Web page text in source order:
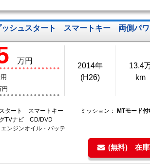
シュスタート スマートキー 両側パ
万円
円
2014年
(H26)
13.4
km
タート スマートキー
TVナビ CD/DVD
ジンオイル・バッテ
ミッション： MTモード
(無料) 在庫